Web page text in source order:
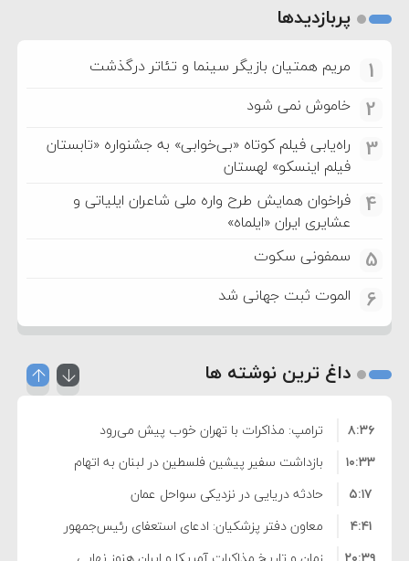
پربازدیدها
1 مریم همتیان بازیگر سینما و تئاتر درگذشت
2 خاموش نمی شود
3
راه‌یابی فیلم کوتاه «بی‌خوابی» به جشنواره «تابستان
فیلم اینسکو» لهستان
4
فراخوان همایش طرح واره ملی شاعران ایلیاتی و
عشایری ایران «ایلماه»
5 سمفونی سکوت
6 الموت ثبت جهانی شد
داغ ترین نوشته ها
ترامپ: مذاکرات با تهران خوب پیش می‌رود
۸:۳۶
بازداشت سفیر پیشین فلسطین در لبنان به اتهام
فساد و اختلاس اموال
۱۰:۳۳
حادثه دریایی در نزدیکی سواحل عمان
۵:۱۷
معاون دفتر پزشکیان: ادعای استعفای رئیس‌جمهور
۴:۴۱